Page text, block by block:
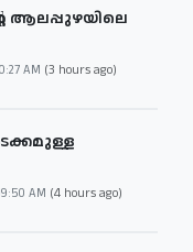
ആലപ്പുഴയിലെ
AM (3 hours ago)
AM (4 hours ago)